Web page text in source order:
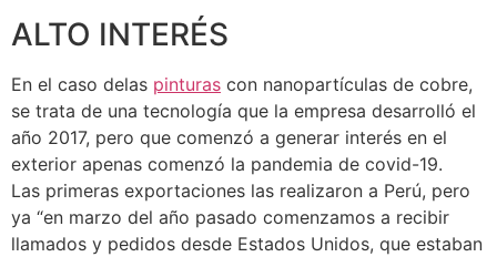
ALTO INTERÉS
En el caso delas pinturas con nanopartículas de cobre,
se trata de una tecnología que la empresa desarrolló el
año 2017, pero que comenzó a generar interés en el
exterior apenas comenzó la pandemia de covid-19.
Las primeras exportaciones las realizaron a Perú, pero
ya “en marzo del año pasado comenzamos a recibir
llamados y pedidos desde Estados Unidos, que estaban